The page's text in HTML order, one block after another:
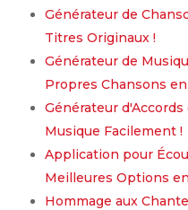
Générateur de
Titres Originaux !
Générateur de
Propres Chansons
Générateur d'Accords
Musique Facilement !
Application pour
Meilleures Options
Hommage aux